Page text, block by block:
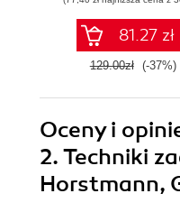
81.27 zł
129.00zł (-37%)
Oceny i
2. Techniki
Horstmann,